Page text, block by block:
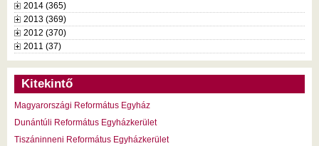
2014 (365)
2013 (369)
2012 (370)
2011 (37)
Kitekintő
Magyarországi Református Egyház
Dunántúli Református Egyházkerület
Tiszáninneni Református Egyházkerület